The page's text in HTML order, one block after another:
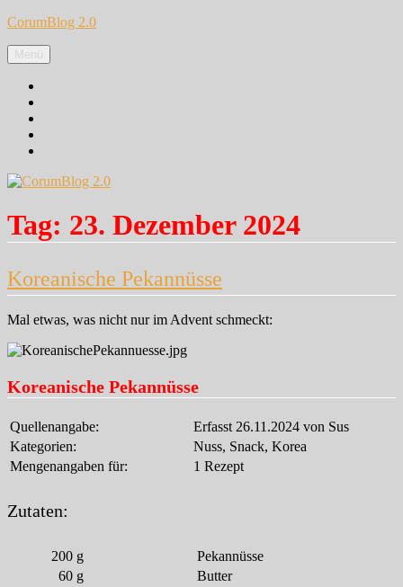
Zum
springen
CorumBlog 2.0
Menü
Tag: 23. Dezember 2024
Koreanische Pekannüsse
Mal etwas, was nicht nur im Advent schmeckt:
Koreanische Pekannüsse
Quellenangabe:
Erfasst 26.11.2024 von Sus
Kategorien:
Nuss, Snack, Korea
Mengenangaben für:
1 Rezept
Zutaten:
200 g
Pekannüsse
60 g Butter